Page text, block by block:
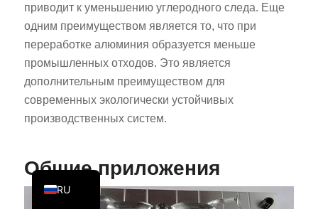
приводит к уменьшению углеродного следа. Еще
одним преимуществом является то, что при
переработке алюминия образуется меньше
промышленных отходов. Это является
дополнительным преимуществом для
современных экологически устойчивых
производственных систем.
Общие приложения
RU
EN
FR
DE
PL
TR